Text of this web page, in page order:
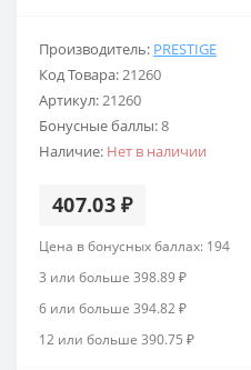
Производитель: PRESTIGE
Код Товара:21260
Артикул:21260
Бонусные баллы:8
Наличие: Нет в наличии
407.03 ₽
Цена в бонусных баллах: 194
3 или больше 398.89 ₽
6 или больше 394.82 ₽
12 или больше 390.75 ₽